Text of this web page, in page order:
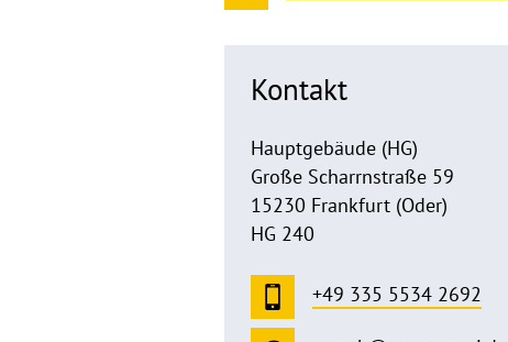
Kontakt
Hauptgebäude (HG)
Große Scharrnstraße 59
15230 Frankfurt (Oder)
HG 240
+49 335 5534 2692